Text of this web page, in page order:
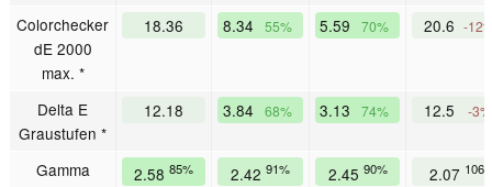
Colorchecker
dE 2000
max. *
18.36 8.34 55% 5.59 70% 20.6 -
Delta E
Graustufen *
12.18 3.84 68% 3.13 74% 12.5 -3%
Gamma 2.58 85% 2.42 91% 2.45 90% 2.07